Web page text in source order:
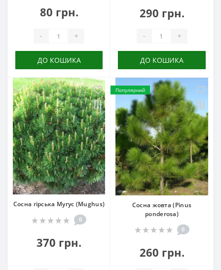
80 грн.
- +
ДО КОШИКА
290 грн.
- +
ДО КОШИКА
Сосна гірська Мугус (Mughus)
0
370 грн.
Популярний
Сосна жовта (Pinus
ponderosa)
0
260 грн.